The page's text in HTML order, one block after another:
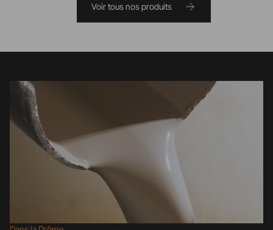
Voir tous nos produits